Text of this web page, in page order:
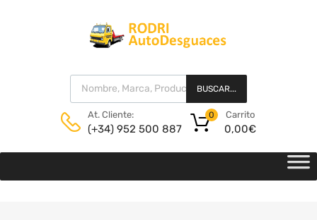
BUSCAR...
At. Cliente:
(+34) 952 500 887
Carrito
0,00€
0